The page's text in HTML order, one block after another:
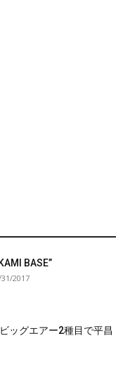
BASE”
2017
ッグエアー2種目で平昌